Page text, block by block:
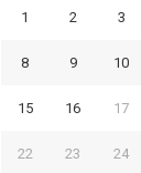
1 2 3
8 9 10
15 16 17
22 23 24